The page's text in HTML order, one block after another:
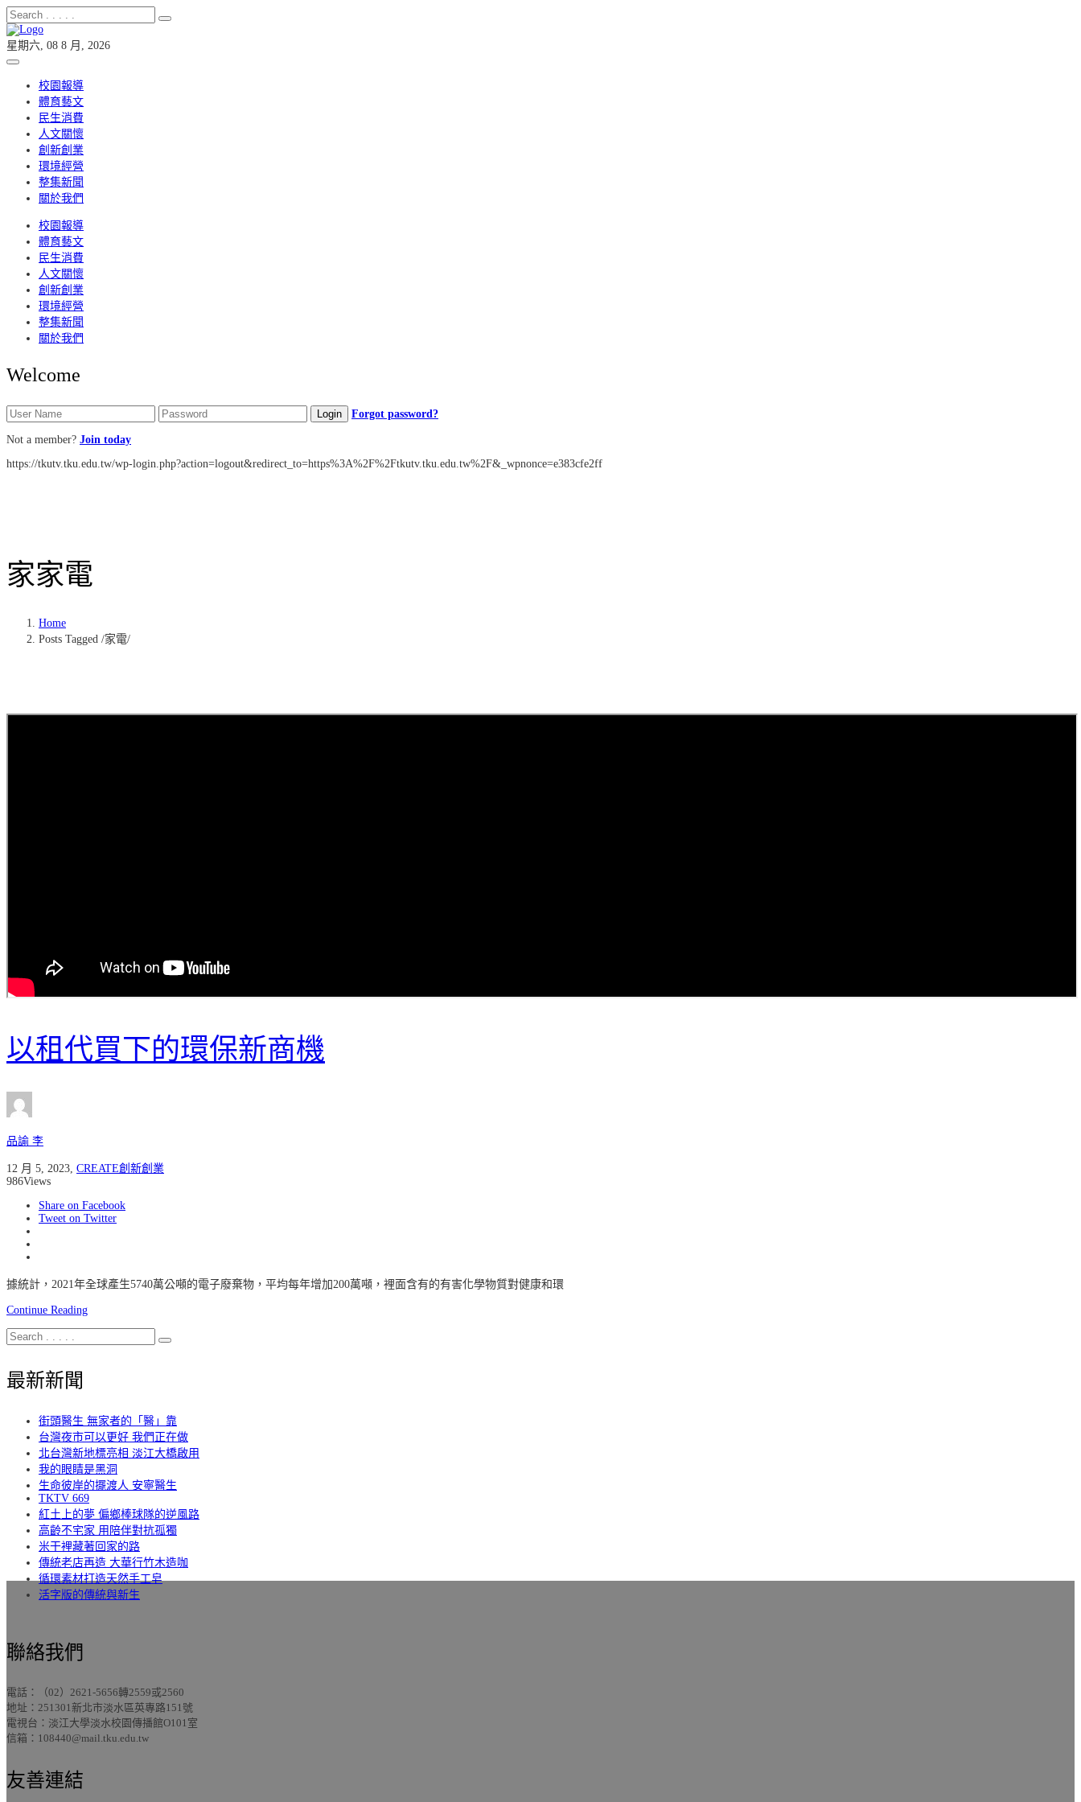
星期六, 08 8 月, 2026
校園報導
體育藝文
民生消費
人文關懷
創新創業
環境經營
整集新聞
關於我們
校園報導
體育藝文
民生消費
人文關懷
創新創業
環境經營
整集新聞
關於我們
Welcome
Forgot password?
Not a member? Join today
https://tkutv.tku.edu.tw/wp-login.php?action=logout&redirect_to=https%3A%2F%2Ftkutv.tku.edu.tw%2F&_wpnonce=e383cfe2ff
家家電
Home
Posts Tagged /家電/
以租代買下的環保新商機
品諭 李
12 月 5, 2023 CREATE創新創業
986Views
Share on Facebook
Tweet on Twitter
據統計，2021年全球產生5740萬公噸的電子廢棄物，平均每年增加200萬噸，裡面含有的有害化學物質對健康和環
Continue Reading
最新新聞
街頭醫生 無家者的「醫」靠
台灣夜市可以更好 我們正在做
北台灣新地標亮相 淡江大橋啟用
我的眼睛是黑洞
生命彼岸的擺渡人 安寧醫生
TKTV 669
紅土上的夢 偏鄉棒球隊的逆風路
高齡不宅家 用陪伴對抗孤獨
米干裡藏著回家的路
傳統老店再造 大華行竹木造咖
循環素材打造天然手工皂
活字版的傳統與新生
聯絡我們
電話：（02）2621-5656轉2559或2560
地址：251301新北市淡水區英專路151號
電視台：淡江大學淡水校園傳播館O101室
信箱：108440@mail.tku.edu.tw
友善連結